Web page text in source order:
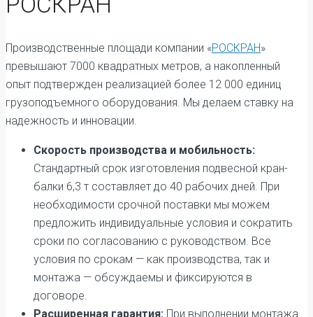
Производственные площади компании «РОСКРАН»
превышают 7000 квадратных метров, а накопленный
опыт подтвержден реализацией более 12 000 единиц
грузоподъемного оборудования. Мы делаем ставку на
надежность и инновации.
Скорость производства и мобильность:
Стандартный срок изготовления подвесной кран-
балки 6,3 т составляет до 40 рабочих дней. При
необходимости срочной поставки мы можем
предложить индивидуальные условия и сократить
сроки по согласованию с руководством. Все
условия по срокам — как производства, так и
монтажа — обсуждаемы и фиксируются в
договоре.
Расширенная гарантия: При выполнении монтажа